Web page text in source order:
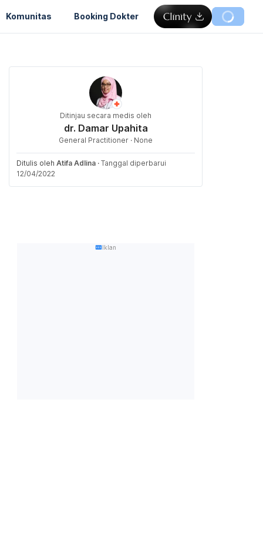
Komunitas Booking Dokter
Ditinjau secara medis oleh
dr. Damar Upahita
General Practitioner · None
Ditulis oleh Atifa Adlina · Tanggal diperbarui
12/04/2022
Iklan